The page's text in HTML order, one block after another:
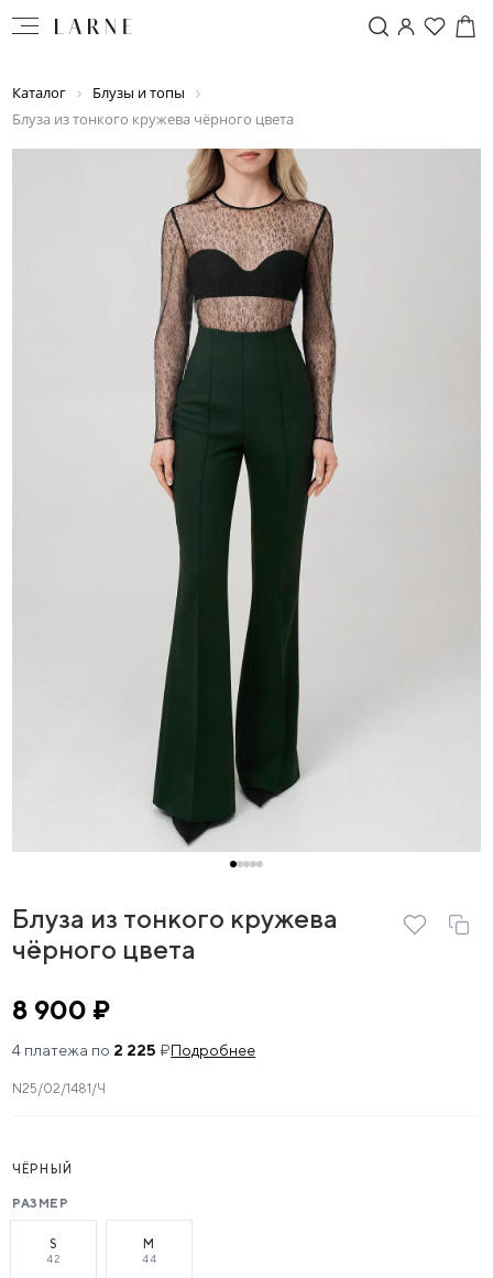
Каталог
Блузы и топы
Блуза из тонкого кружева чёрного цвета
Блуза из тонкого кружева
чёрного цвета
8 900 ₽
4 платежа по 2 225 ₽Подробнее
N25/02/1481/Ч
ЧЁРНЫЙ
РАЗМЕР
S
42
M
44